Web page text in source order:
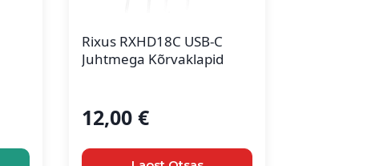
Rixus RXHD18C USB-C
Juhtmega Kõrvaklapid
12,00€